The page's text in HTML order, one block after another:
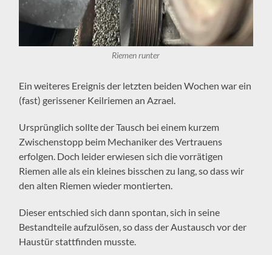
Riemen runter
Ein weiteres Ereignis der letzten beiden Wochen war ein
(fast) gerissener Keilriemen an Azrael.
Ursprünglich sollte der Tausch bei einem kurzem
Zwischenstopp beim Mechaniker des Vertrauens
erfolgen. Doch leider erwiesen sich die vorrätigen
Riemen alle als ein kleines bisschen zu lang, so dass wir
den alten Riemen wieder montierten.
Dieser entschied sich dann spontan, sich in seine
Bestandteile aufzulösen, so dass der Austausch vor der
Haustür stattfinden musste.